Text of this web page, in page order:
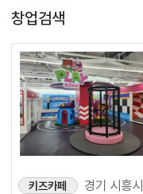
창업검색
키즈카페 경기 시흥시